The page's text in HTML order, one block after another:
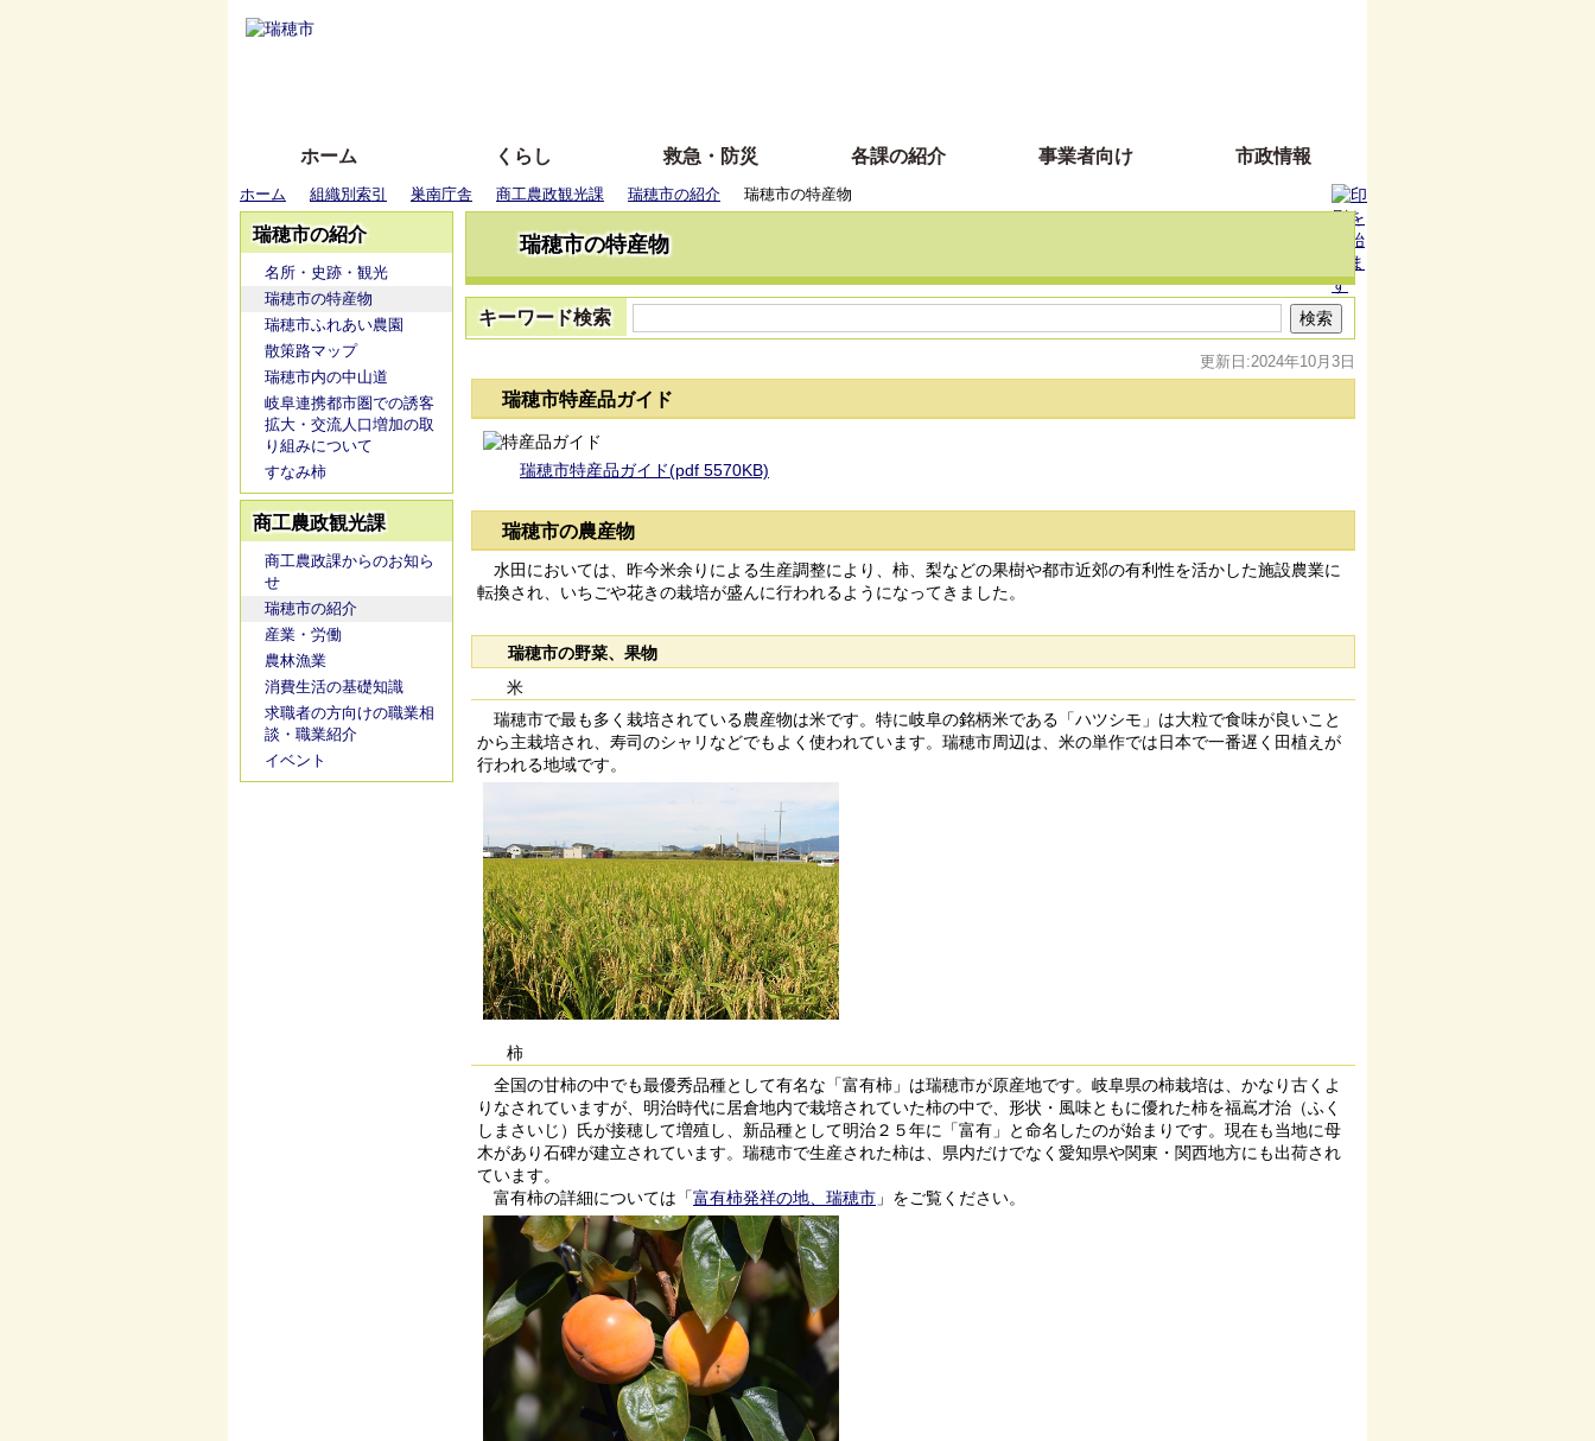
ホーム くらし 救急・防災 各課の紹介 事業者向け 市政情報
ホーム 組織別索引 巣南庁舎 商工農政観光課 瑞穂市の紹介 瑞穂市の特産物
瑞穂市の紹介
名所・史跡・観光
瑞穂市の特産物
瑞穂市ふれあい農園
散策路マップ
瑞穂市内の中山道
岐阜連携都市圏での誘客
拡大・交流人口増加の取
り組みについて
すなみ柿
商工農政観光課
商工農政課からのお知ら
せ
瑞穂市の紹介
産業・労働
農林漁業
消費生活の基礎知識
求職者の方向けの職業相
談・職業紹介
イベント
瑞穂市の特産物
キーワード検索
更新日:2024年10月3日
瑞穂市特産品ガイド
瑞穂市特産品ガイド(pdf 5570KB)
瑞穂市の農産物
水田においては、昨今米余りによる生産調整により、柿、梨などの果樹や都市近郊の有利性を活かした施設農業に
転換され、いちごや花きの栽培が盛んに行われるようになってきました。
瑞穂市の野菜、果物
米
瑞穂市で最も多く栽培されている農産物は米です。特に岐阜の銘柄米である「ハツシモ」は大粒で食味が良いこと
から主栽培され、寿司のシャリなどでもよく使われています。瑞穂市周辺は、米の単作では日本で一番遅く田植えが
行われる地域です。
柿
全国の甘柿の中でも最優秀品種として有名な「富有柿」は瑞穂市が原産地です。岐阜県の柿栽培は、かなり古くよ
りなされていますが、明治時代に居倉地内で栽培されていた柿の中で、形状・風味ともに優れた柿を福嶌才治（ふく
しまさいじ）氏が接穂して増殖し、新品種として明治２５年に「富有」と命名したのが始まりです。現在も当地に母
木があり石碑が建立されています。瑞穂市で生産された柿は、県内だけでなく愛知県や関東・関西地方にも出荷され
ています。
富有柿の詳細については「富有柿発祥の地、瑞穂市 」をご覧ください。